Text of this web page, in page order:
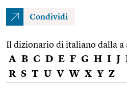
Condividi
Il dizionario di italiano dalla a
A B C D E F G H I J
R S T U V W X Y Z